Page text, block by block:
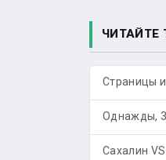
ЧИТАЙТЕ
Страницы
Однажды,
Сахалин